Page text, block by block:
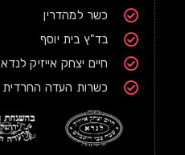
כשר למהדרין
בד"ץ בית יוסף
חיים יצחק אייזיק לנדא
כשרות העדה החרדית